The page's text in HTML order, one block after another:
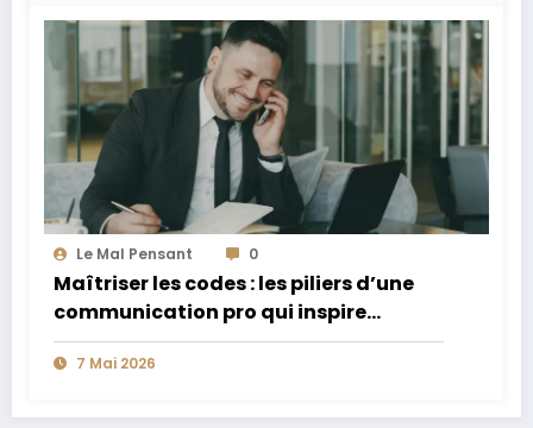
Le Mal Pensant 0
Maîtriser les codes : les piliers d’une
communication pro qui inspire
confiance
7 Mai 2026